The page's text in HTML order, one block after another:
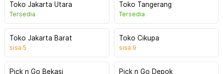
Toko Jakarta Utara
Tersedia
Toko Tangerang
Tersedia
Toko Jakarta Barat
sisa 5
Toko Cikupa
sisa 9
Pick n Go Bekasi Pick n Go Depok